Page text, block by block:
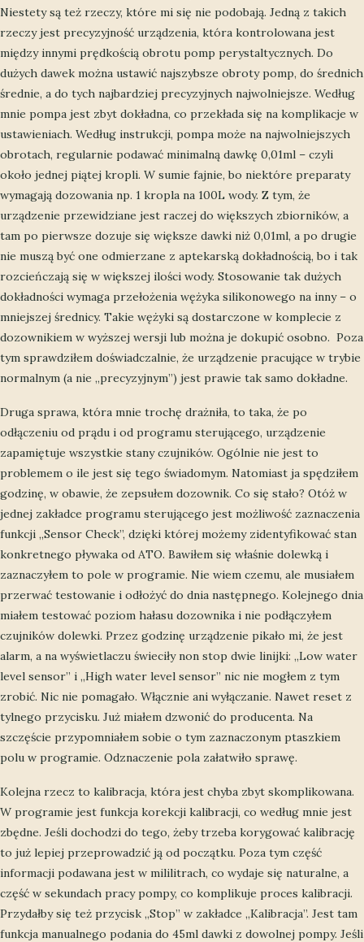
Niestety są też rzeczy, które mi się nie podobają. Jedną z takich
rzeczy jest precyzyjność urządzenia, która kontrolowana jest
między innymi prędkością obrotu pomp perystaltycznych. Do
dużych dawek można ustawić najszybsze obroty pomp, do średnich
średnie, a do tych najbardziej precyzyjnych najwolniejsze. Według
mnie pompa jest zbyt dokładna, co przekłada się na komplikacje w
ustawieniach. Według instrukcji, pompa może na najwolniejszych
obrotach, regularnie podawać minimalną dawkę 0,01ml – czyli
około jednej piątej kropli. W sumie fajnie, bo niektóre preparaty
wymagają dozowania np. 1 kropla na 100L wody. Z tym, że
urządzenie przewidziane jest raczej do większych zbiorników, a
tam po pierwsze dozuje się większe dawki niż 0,01ml, a po drugie
nie muszą być one odmierzane z aptekarską dokładnością, bo i tak
rozcieńczają się w większej ilości wody. Stosowanie tak dużych
dokładności wymaga przełożenia wężyka silikonowego na inny – o
mniejszej średnicy. Takie wężyki są dostarczone w komplecie z
dozownikiem w wyższej wersji lub można je dokupić osobno. Poza
tym sprawdziłem doświadczalnie, że urządzenie pracujące w trybie
normalnym (a nie „precyzyjnym”) jest prawie tak samo dokładne.
Druga sprawa, która mnie trochę drażniła, to taka, że po
odłączeniu od prądu i od programu sterującego, urządzenie
zapamiętuje wszystkie stany czujników. Ogólnie nie jest to
problemem o ile jest się tego świadomym. Natomiast ja spędziłem
godzinę, w obawie, że zepsułem dozownik. Co się stało? Otóż w
jednej zakładce programu sterującego jest możliwość zaznaczenia
funkcji „Sensor Check”, dzięki której możemy zidentyfikować stan
konkretnego pływaka od ATO. Bawiłem się właśnie dolewką i
zaznaczyłem to pole w programie. Nie wiem czemu, ale musiałem
przerwać testowanie i odłożyć do dnia następnego. Kolejnego dnia
miałem testować poziom hałasu dozownika i nie podłączyłem
czujników dolewki. Przez godzinę urządzenie pikało mi, że jest
alarm, a na wyświetlaczu świeciły non stop dwie linijki: „Low water
level sensor” i „High water level sensor” nic nie mogłem z tym
zrobić. Nic nie pomagało. Włącznie ani wyłączanie. Nawet reset z
tylnego przycisku. Już miałem dzwonić do producenta. Na
szczęście przypomniałem sobie o tym zaznaczonym ptaszkiem
polu w programie. Odznaczenie pola załatwiło sprawę.
Kolejna rzecz to kalibracja, która jest chyba zbyt skomplikowana.
W programie jest funkcja korekcji kalibracji, co według mnie jest
zbędne. Jeśli dochodzi do tego, żeby trzeba korygować kalibrację
to już lepiej przeprowadzić ją od początku. Poza tym część
informacji podawana jest w mililitrach, co wydaje się naturalne, a
część w sekundach pracy pompy, co komplikuje proces kalibracji.
Przydałby się też przycisk „Stop” w zakładce „Kalibracja”. Jest tam
funkcja manualnego podania do 45ml dawki z dowolnej pompy. Jeśli